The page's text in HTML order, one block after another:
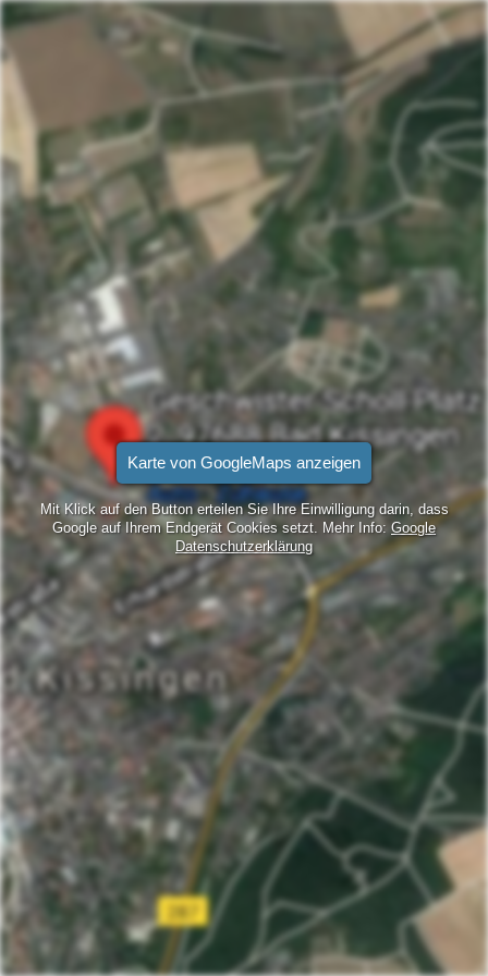
Karte von GoogleMaps anzeigen
Mit Klick auf den Button erteilen Sie Ihre Einwilligung darin, dass
Google auf Ihrem Endgerät Cookies setzt. Mehr Info: Google
Datenschutzerklärung